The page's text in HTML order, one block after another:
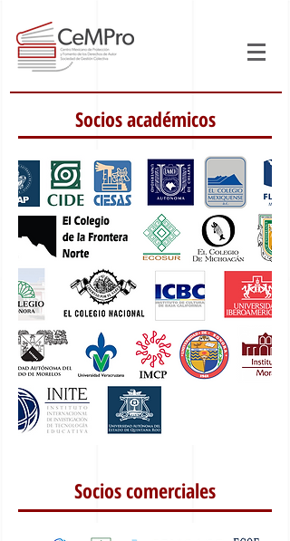
Socios académicos
Socios comerciales